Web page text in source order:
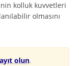
kolluk kuvvetleri
olmasını
olun.